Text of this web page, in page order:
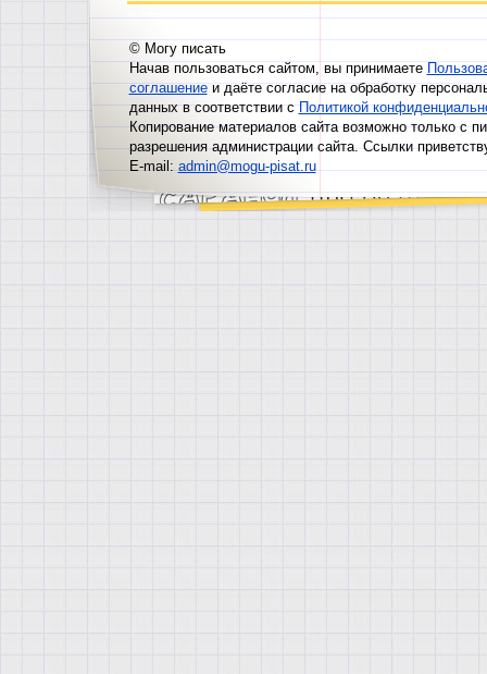
© Могу писать
Начав пользоваться сайтом, вы принимаете
соглашениеи даёте согласие на обработку
данных в соответствии сПолитикой
Копирование материалов сайта возможно только с
разрешения администрации сайта. Ссылки
E-mail:admin@mogu-pisat.ru